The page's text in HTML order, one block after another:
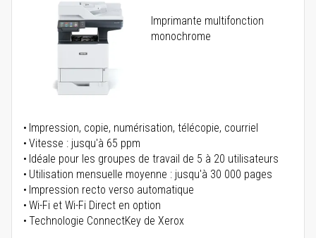
Imprimante multifonction
monochrome
Impression, copie, numérisation, télécopie, courriel
Vitesse : jusqu'à 65 ppm
Idéale pour les groupes de travail de 5 à 20 utilisateurs
Utilisation mensuelle moyenne : jusqu'à 30 000 pages
Impression recto verso automatique
Wi-Fi et Wi-Fi Direct en option
Technologie ConnectKey de Xerox